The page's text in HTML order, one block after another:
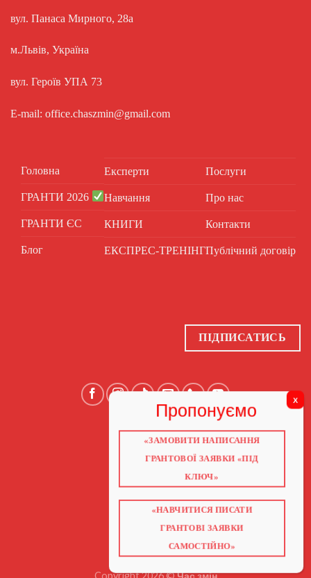
вул. Панаса Мирного, 28а
м.Львів, Україна
вул. Героїв УПА 73
E-mail: office.chaszmin@gmail.com
Головна
ГРАНТИ 2026
ГРАНТИ ЄС
Блог
Експерти
Навчання
КНИГИ
ЕКСПРЕС-ТРЕНІНГ
Послуги
Про нас
Контакти
Публічний договір
ПІДПИСАТИСЬ
ГОЛОВНА
ПРО НАС
ГРАНТИ 2026
НАВЧАННЯ
КНИГИ
ВІДЕО ПРО ГРАНТИ
«ЗАМОВИТИ НАПИСАННЯ
ГРАНТОВОЇ ЗАЯВКИ «ПІД
КЛЮЧ»
«НАВЧИТИСЯ ПИСАТИ
ГРАНТОВІ ЗАЯВКИ
САМОСТІЙНО»